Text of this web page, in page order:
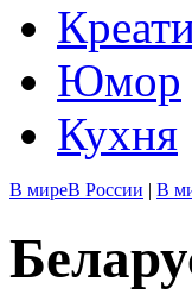
Юмор
Кухня
В миреВ России | В